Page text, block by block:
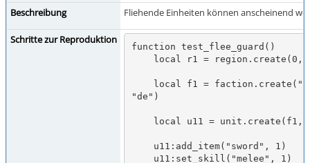
Beschreibung
Fliehende Einheiten können anscheinend
Schritte zur Reproduktion
function test_flee_guard()
"de")